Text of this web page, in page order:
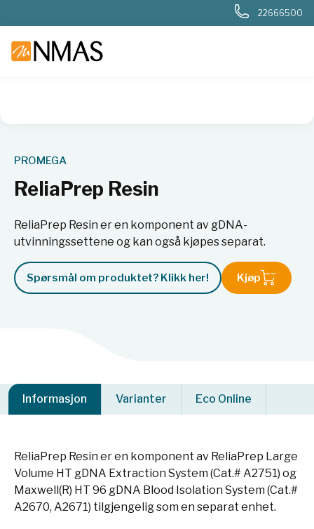
22666500
PROMEGA
ReliaPrep Resin
ReliaPrep Resin er en komponent av gDNA-
utvinningssettene og kan også kjøpes separat.
Spørsmål om produktet? Klikk her! Kjøp
Informasjon Varianter Eco Online
ReliaPrep Resin er en komponent av ReliaPrep Large
Volume HT gDNA Extraction System (Cat.# A2751) og
Maxwell(R) HT 96 gDNA Blood Isolation System (Cat.#
A2670, A2671) tilgjengelig som en separat enhet.